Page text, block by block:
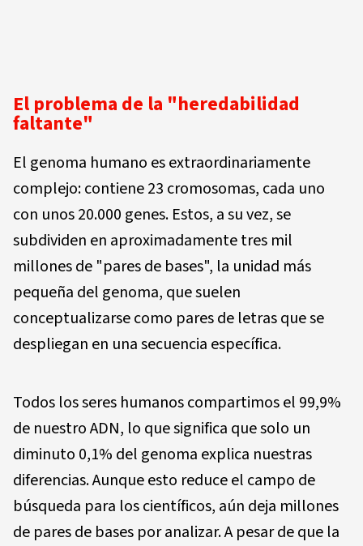
El problema de la "heredabilidad
faltante"
El genoma humano es extraordinariamente
complejo: contiene 23 cromosomas, cada uno
con unos 20.000 genes. Estos, a su vez, se
subdividen en aproximadamente tres mil
millones de "pares de bases", la unidad más
pequeña del genoma, que suelen
conceptualizarse como pares de letras que se
despliegan en una secuencia específica.
Todos los seres humanos compartimos el 99,9%
de nuestro ADN, lo que significa que solo un
diminuto 0,1% del genoma explica nuestras
diferencias. Aunque esto reduce el campo de
búsqueda para los científicos, aún deja millones
de pares de bases por analizar. A pesar de que la